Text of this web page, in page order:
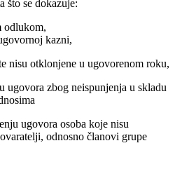
što se dokazuje:
odlukom,
kazni,
nisu otklonjene u ugovorenom roku,
ugovora zbog neispunjenja u skladu
ugovora osoba koje nisu
odnosno članovi grupe